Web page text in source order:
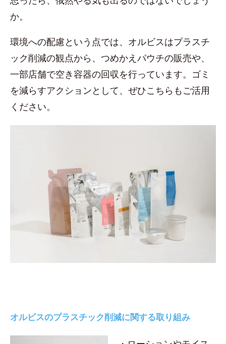
か。
環境への配慮という点では、オルビスはプラスチ
ック削減の観点から、つめかえパウチの販売や、
一部店舗で空き容器の回収を行っています。ゴミ
を減らすアクションとして、ぜひこちらもご活用
ください。
オルビスのプラスチック削減に関する取り組み